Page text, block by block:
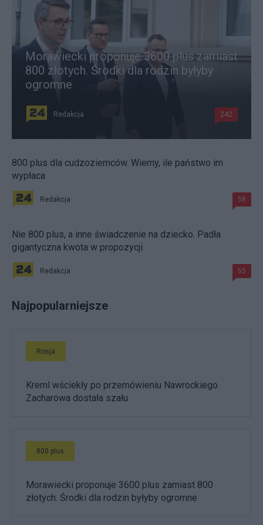
Morawiecki proponuje 3600 plus zamiast
800 złotych. Środki dla rodzin byłyby
ogromne
Redakcja 242
800 plus dla cudzoziemców. Wiemy, ile państwo im
wypłaca
Redakcja 58
Nie 800 plus, a inne świadczenie na dziecko. Padła
gigantyczna kwota w propozycji
Redakcja 55
Najpopularniejsze
Rosja
Kreml wściekły po przemówieniu Nawrockiego.
Zacharowa dostała szału
800 plus
Morawiecki proponuje 3600 plus zamiast 800
złotych. Środki dla rodzin byłyby ogromne